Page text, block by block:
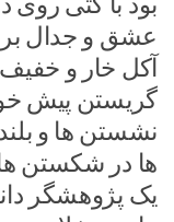
عشق و جدال
آکل خار و
گریستن پیش
نشستن ها و
ها در شکستن
یک پژوهشگر